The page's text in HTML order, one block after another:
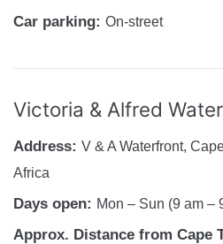
Car parking: On-street
Victoria & Alfred
Address: V & A Waterfront,
Africa
Days open: Mon – Sun (9 am –
Approx. Distance from Cape